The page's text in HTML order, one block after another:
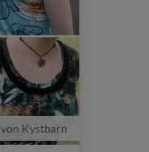
von Kystbarn